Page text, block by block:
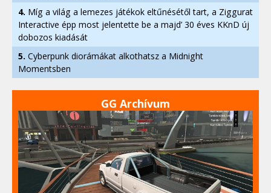
4. Míg a világ a lemezes játékok eltűnésétől tart, a Ziggurat
Interactive épp most jelentette be a majd’ 30 éves KKnD új
dobozos kiadását
5. Cyberpunk diorámákat alkothatsz a Midnight
Momentsben
GG Archívum